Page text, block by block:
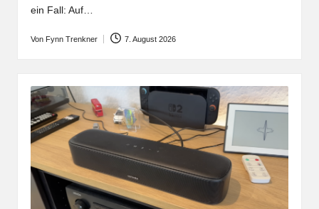
ein Fall: Auf…
Posted
Von Fynn Trenkner 7. August 2026